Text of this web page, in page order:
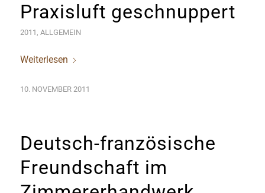
Praxisluft geschnuppert
2011 , ALLGEMEIN
Weiterlesen
10. NOVEMBER 2011
Deutsch-französische
Freundschaft im